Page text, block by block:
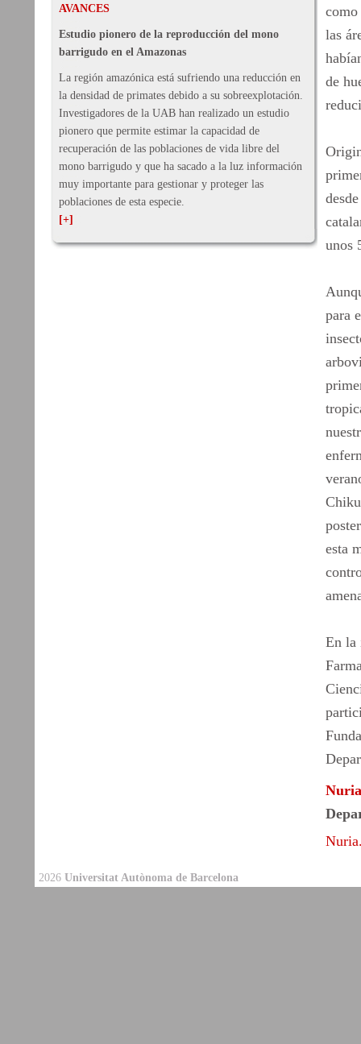
AVANCES
Estudio pionero de la reproducción del mono
barrigudo en el Amazonas
La región amazónica está sufriendo una reducción en
la densidad de primates debido a su sobreexplotación.
Investigadores de la UAB han realizado un estudio
pionero que permite estimar la capacidad de
recuperación de las poblaciones de vida libre del
mono barrigudo y que ha sacado a la luz información
muy importante para gestionar y proteger las
poblaciones de esta especie.
[+]
las
de
unos
para
esta
En la
2026 Universitat Autònoma de Barcelona